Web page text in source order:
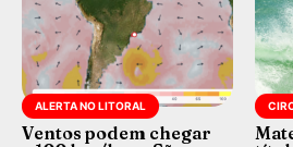
ALERTA NO LITORAL
Ventos podem chegar